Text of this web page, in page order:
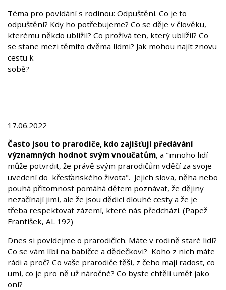
Téma pro povídání s rodinou: Odpuštění. Co je to
odpuštění? Kdy ho potřebujeme? Co se děje v člověku,
kterému někdo ublížil? Co prožívá ten, který ublížil? Co
se stane mezi těmito dvěma lidmi? Jak mohou najít znovu
cestu k
17.06.2022
Často jsou to prarodiče, kdo zajišťují předávání
významných hodnot svým vnoučatům, a "mnoho lidí
může potvrdit, že právě svým prarodičům vděčí za svoje
uvedení do křesťanského života". Jejich slova, něha nebo
pouhá přítomnost pomáhá dětem poznávat, že dějiny
nezačínají jimi, ale že jsou dědici dlouhé cesty a že je
třeba respektovat zázemí, které nás předchází. (Papež
František, AL 192)
Dnes si povídejme o prarodičích. Máte v rodině staré lidi?
Co se vám líbí na babičce a dědečkovi? Koho z nich máte
rádi a proč? Co vaše prarodiče těší, z čeho mají radost, co
umí, co je pro ně už náročné? Co byste chtěli umět jako
oni?